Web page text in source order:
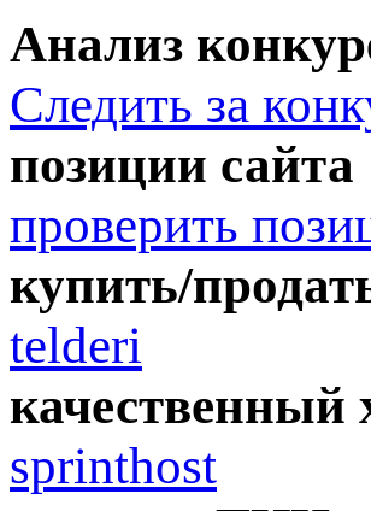
Анализ
Следить за
позиции сайта
проверить
купить/
telderi
качественный
sprinthost